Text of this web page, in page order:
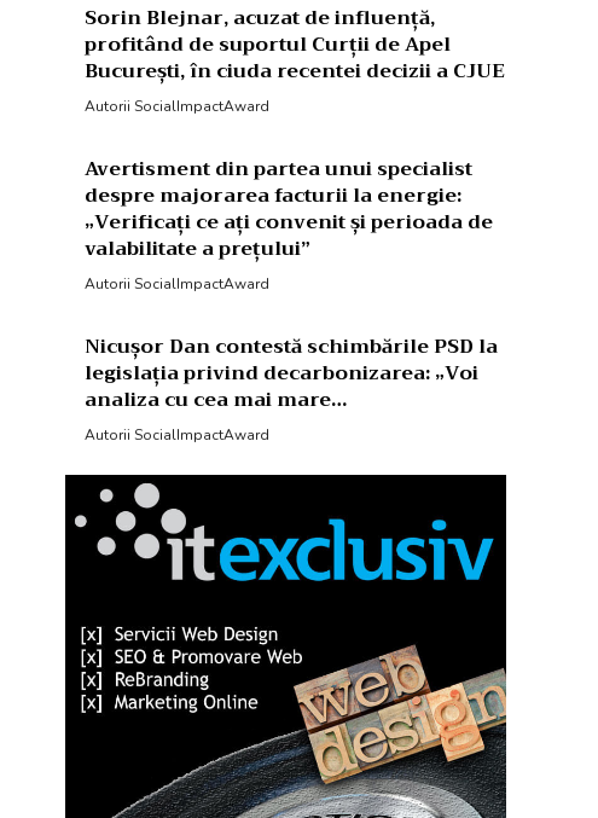
Sorin Blejnar, acuzat de influență,
profitând de suportul Curții de Apel
București, în ciuda recentei decizii a CJUE
Autorii SocialImpactAward
Avertisment din partea unui specialist
despre majorarea facturii la energie:
„Verificați ce ați convenit și perioada de
valabilitate a prețului”
Autorii SocialImpactAward
Nicușor Dan contestă schimbările PSD la
legislația privind decarbonizarea: „Voi
analiza cu cea mai mare…
Autorii SocialImpactAward